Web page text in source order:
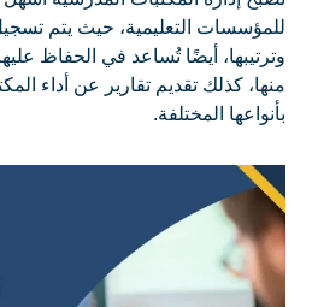
للمؤسسات التعليمية، حيث يتم
وترتيبها، أيضًا تُساعد في الحفاظ
منها، كذلك تقديم تقارير عن أداء
بأنواعها المختلفة.